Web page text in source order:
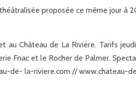
proposée ce même jour à
au Château de La Rivière. Tarifs
Fnac et le Rocher de Palmer.
de- la-riviere.com // www.chateau-